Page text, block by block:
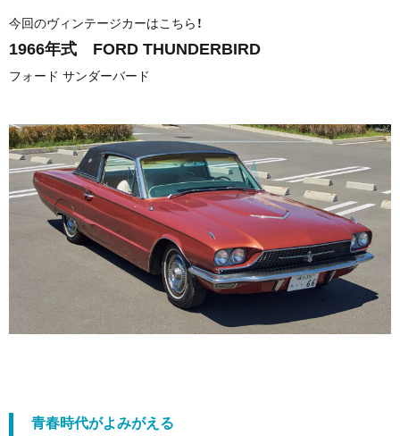
今回のヴィンテージカーはこちら！
1966年式 FORD THUNDERBIRD
フォード サンダーバード
青春時代がよみがえる